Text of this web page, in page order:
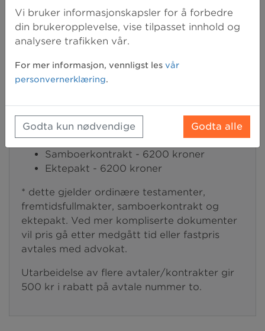
(ordinær-/medlemspris: 1980 kr/1600
kr)
Testament (ordinær-/medlemspris: 2520
- Vil du utarbeide kontrakt sammen med en
Testament - 6200 kroner
Fremtidsfullmakt - 6200 kroner
Samboerkontrakt - 6200 kroner
Ektepakt - 6200 kroner
* dette gjelder ordinære testamenter,
fremtidsfullmakter, samboerkontrakt og
ektepakt. Ved mer kompliserte dokumenter
vil pris gå etter medgått tid eller fastpris
avtales med advokat.
Utarbeidelse av flere avtaler/kontrakter gir
500 kr i rabatt på avtale nummer to.
Vi bruker informasjonskapsler for å forbedre
din brukeropplevelse, vise tilpasset innhold og
analysere trafikken vår.
For mer informasjon, vennligst les vår
personvernerklæring.
Godta kun nødvendige Godta alle